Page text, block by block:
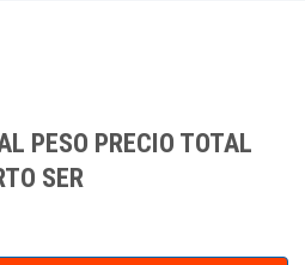
PESO PRECIO TOTAL
SER